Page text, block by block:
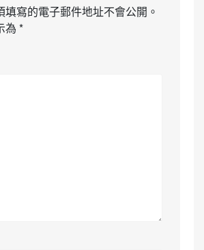
填寫的電子郵件地址不會公開。
為 *